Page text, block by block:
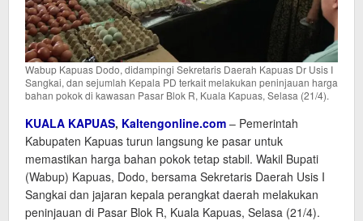
Wabup Kapuas Dodo, didampingi Sekretaris Daerah Kapuas Dr Usis I
Sangkai, dan sejumlah Kepala PD terkait melakukan peninjauan harga
bahan pokok di kawasan Pasar Blok R, Kuala Kapuas, Selasa (21/4).
KUALA KAPUAS, Kaltengonline.com – Pemerintah
Kabupaten Kapuas turun langsung ke pasar untuk
memastikan harga bahan pokok tetap stabil. Wakil Bupati
(Wabup) Kapuas, Dodo, bersama Sekretaris Daerah Usis I
Sangkai dan jajaran kepala perangkat daerah melakukan
peninjauan di Pasar Blok R, Kuala Kapuas, Selasa (21/4).